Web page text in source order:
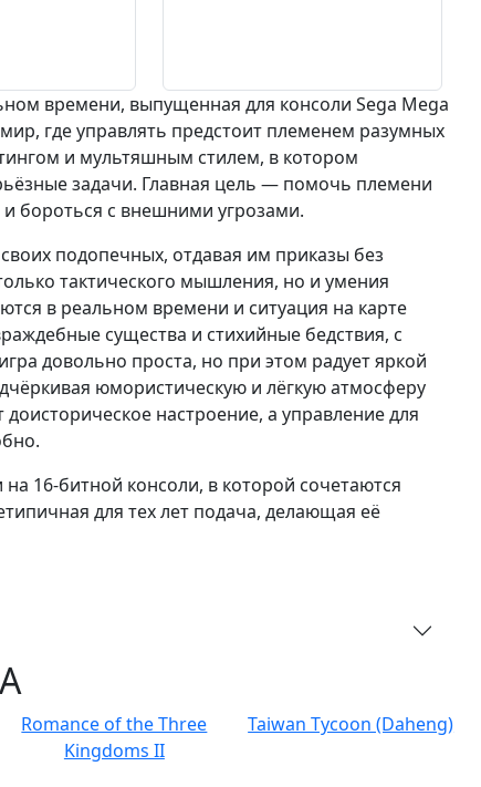
времени, выпущенная для консоли Sega Mega
где управлять предстоит племенем разумных
и мультяшным стилем, в котором
задачи. Главная цель — помочь племени
бороться с внешними угрозами.
подопечных, отдавая им приказы без
тактического мышления, но и умения
в реальном времени и ситуация на карте
существа и стихийные бедствия, с
довольно проста, но при этом радует яркой
юмористическую и лёгкую атмосферу
настроение, а управление для
16-битной консоли, в которой сочетаются
для тех лет подача, делающая её
Romance of the Three
Kingdoms II
Taiwan Tycoon (Daheng)